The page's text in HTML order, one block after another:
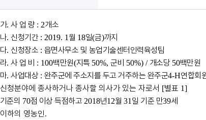
가.사 업 량 : 2개소
나. 신청기간 : 2019. 1 월 18일(금)까지
다. 신청장소 : 읍면사무소 및 농업기술센터인력육성팀
라.사 업 비 : 100백만원(지특 50%,군비 50%) / 개소당 50백만원
마.사업대상 : 완주군에 주소지를 두고 거주하는 완주군4-H연합회
신청분야에 종사하거나 종사할 의사가 있는 자로서 [별표 1]
기준의 70점 이상 득점하고 2018년12월31 일 기준 만39세
이하의 영농인.